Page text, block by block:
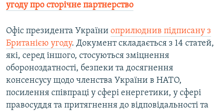
угоду про сторічне партнерство
Офіс президента України оприлюднив підписану з
Британією угоду. Документ складається з 14 статей,
які, серед іншого, стосуються зміцнення
обороноздатності, безпеки та досягнення
консенсусу щодо членства України в НАТО,
посилення співпраці у сфері енергетики, у сфері
правосуддя та притягнення до відповідальності та